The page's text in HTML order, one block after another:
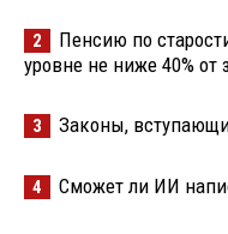
2
Пенсию по
уровне не ниже 40% от
3 Законы,
4 Сможет ли ИИ